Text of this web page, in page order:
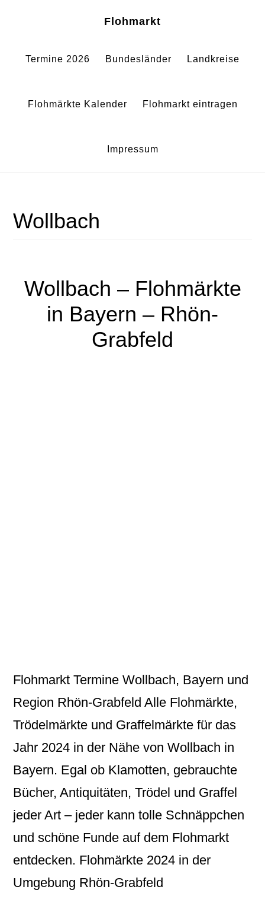
springen
springen
Flohmarkt
Termine 2026 Bundesländer Landkreise
Flohmärkte Kalender Flohmarkt eintragen
Impressum
Wollbach
Wollbach – Flohmärkte
in Bayern – Rhön-
Grabfeld
Flohmarkt Termine Wollbach, Bayern und
Region Rhön-Grabfeld Alle Flohmärkte,
Trödelmärkte und Graffelmärkte für das
Jahr 2024 in der Nähe von Wollbach in
Bayern. Egal ob Klamotten, gebrauchte
Bücher, Antiquitäten, Trödel und Graffel
jeder Art – jeder kann tolle Schnäppchen
und schöne Funde auf dem Flohmarkt
entdecken. Flohmärkte 2024 in der
Umgebung Rhön-Grabfeld